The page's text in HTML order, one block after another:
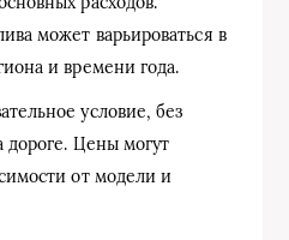
может варьироваться в
и времени года.
условие, без
дороге. Цены могут
от модели и